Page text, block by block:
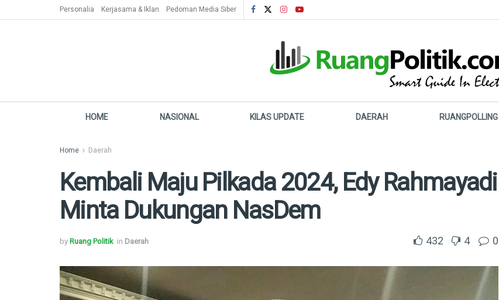
Personalia Kerjasama & Iklan Pedoman Media Siber
HOME NASIONAL KILAS UPDATE DAERAH RUANGPOLLING
Home Daerah
Kembali Maju Pilkada 2024, Edy Rahmayadi
Minta Dukungan NasDem
by Ruang Politik in Daerah 432 4 0